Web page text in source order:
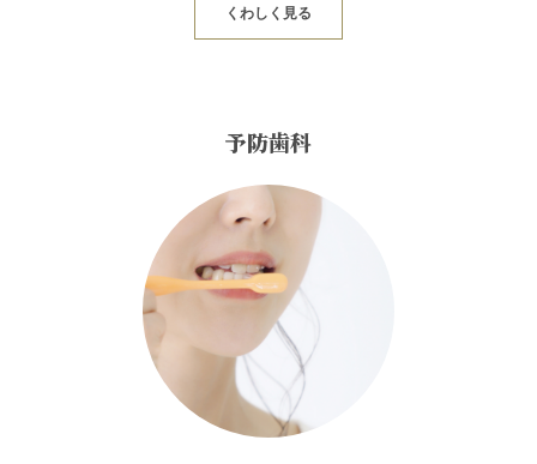
くわしく見る
予防歯科